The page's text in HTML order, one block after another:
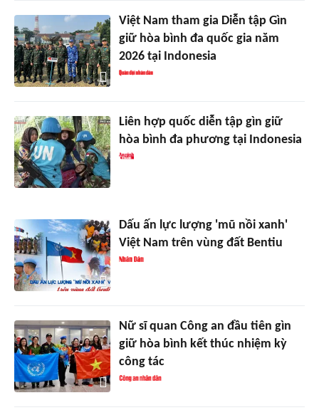
Việt Nam tham gia Diễn tập Gìn
giữ hòa bình đa quốc gia năm
2026 tại Indonesia
Liên hợp quốc diễn tập gìn giữ
hòa bình đa phương tại Indonesia
Dấu ấn lực lượng 'mũ nồi xanh'
Việt Nam trên vùng đất Bentiu
Nữ sĩ quan Công an đầu tiên gìn
giữ hòa bình kết thúc nhiệm kỳ
công tác